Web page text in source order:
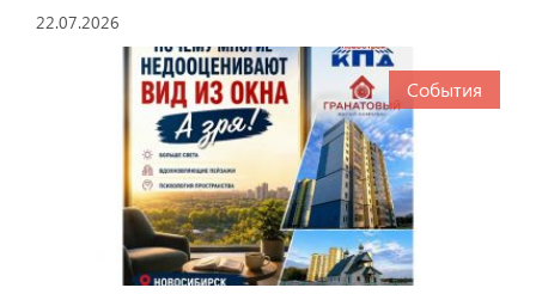
22.07.2026
События